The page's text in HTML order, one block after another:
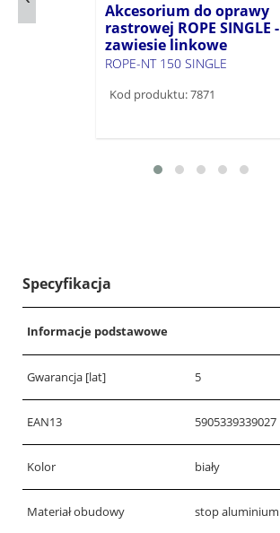
Akcesorium do oprawy
rastrowej ROPE SINGLE -
zawiesie linkowe
ROPE-NT 150 SINGLE
Kod produktu: 7871
Specyfikacja
Informacje podstawowe
Gwarancja [lat] 5
EAN13 5905339339027
Kolor biały
Materiał obudowy stop aluminium